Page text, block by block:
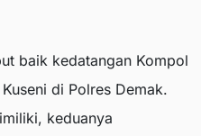
baik kedatangan Kompol
di Polres Demak.
keduanya